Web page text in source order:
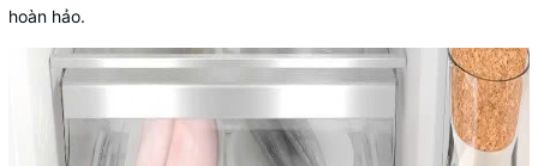
hoàn hảo.